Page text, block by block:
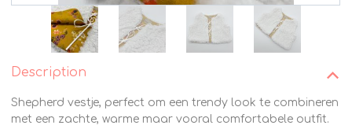
Description
Shepherd vestje, perfect om een ​​trendy look te combineren
met een zachte, warme maar vooral comfortabele outfit.